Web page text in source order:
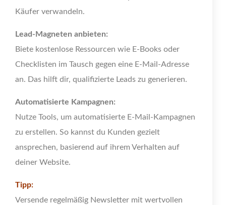
Käufer verwandeln.
Lead-Magneten anbieten:
Biete kostenlose Ressourcen wie E-Books oder
Checklisten im Tausch gegen eine E-Mail-Adresse
an. Das hilft dir, qualifizierte Leads zu generieren.
Automatisierte Kampagnen:
Nutze Tools, um automatisierte E-Mail-Kampagnen
zu erstellen. So kannst du Kunden gezielt
ansprechen, basierend auf ihrem Verhalten auf
deiner Website.
Tipp:
Versende regelmäßig Newsletter mit wertvollen